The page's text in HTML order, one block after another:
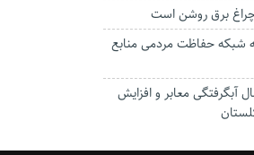
برق روشن است
شبکه حفاظت مردمی منابع
آبگرفتگی معابر و افزایش